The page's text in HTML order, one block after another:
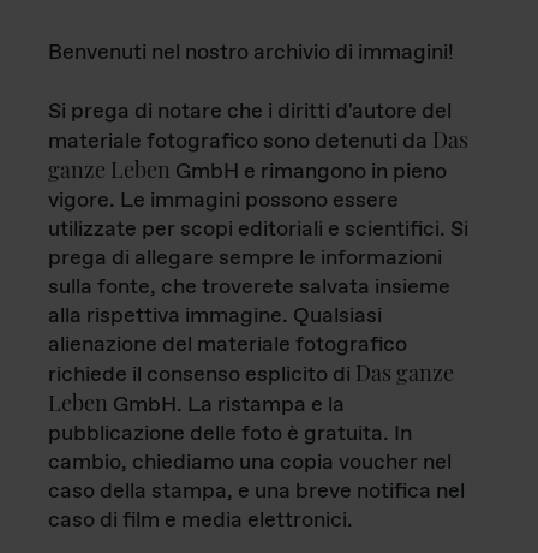
Benvenuti nel nostro archivio di immagini!
Si prega di notare che i diritti d'autore del
materiale fotografico sono detenuti da Das
ganze Leben GmbH e rimangono in pieno
vigore. Le immagini possono essere
utilizzate per scopi editoriali e scientifici. Si
prega di allegare sempre le informazioni
sulla fonte, che troverete salvata insieme
alla rispettiva immagine. Qualsiasi
alienazione del materiale fotografico
richiede il consenso esplicito di Das ganze
Leben GmbH. La ristampa e la
pubblicazione delle foto è gratuita. In
cambio, chiediamo una copia voucher nel
caso della stampa, e una breve notifica nel
caso di film e media elettronici.